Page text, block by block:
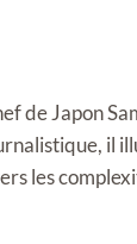
de Japon
il
les